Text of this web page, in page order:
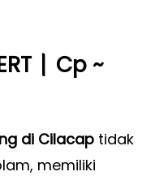
| Cp ~
di Cilacaptidak
memiliki